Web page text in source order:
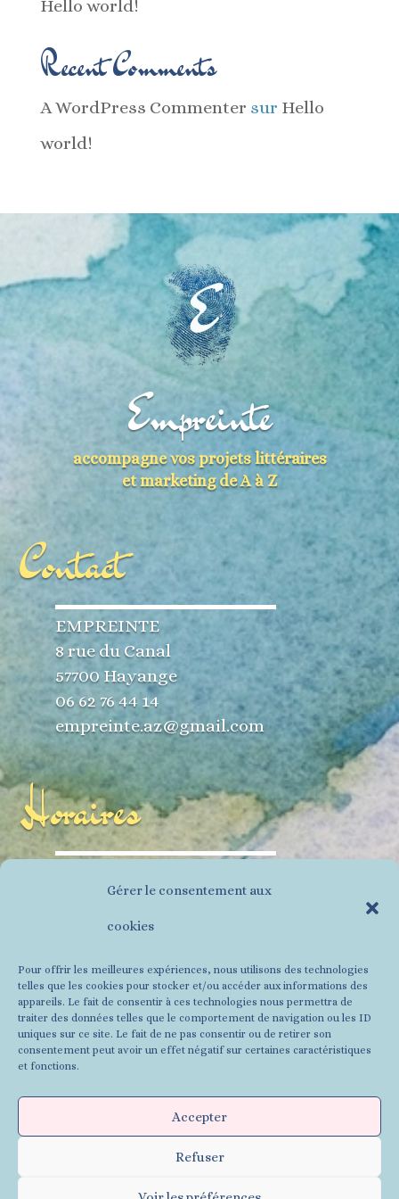
Gérer le consentement aux
cookies
Pour offrir les meilleures expériences, nous utilisons des technologies
telles que les cookies pour stocker et/ou accéder aux informations des
appareils. Le fait de consentir à ces technologies nous permettra de
traiter des données telles que le comportement de navigation ou les ID
uniques sur ce site. Le fait de ne pas consentir ou de retirer son
consentement peut avoir un effet négatif sur certaines caractéristiques
et fonctions.
Accepter
Refuser
Hello world!
Recent Comments
A WordPress Commenter sur Hello
world!
Empreinte
accompagne vos projets littéraires
et marketing de A à Z
Contact
EMPREINTE
8 rue du Canal
57700 Hayange
06 62 76 44 14
empreinte.az@gmail.com
Horaires
Du lundi au vendredi
Informations
Contact